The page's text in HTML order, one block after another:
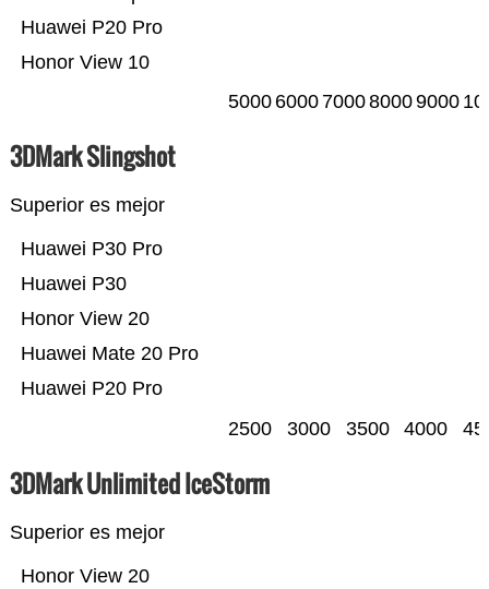
Honor View 10
Huawei P20 Pro
5000 6000 700080009000
3DMark Slingshot
Superior es mejor
Huawei P20 Pro
Huawei Mate 20 Pro
Honor View 20
Huawei P30
Huawei P30 Pro
2500 3000 3500 4000
3DMark Unlimited IceStorm
Superior es mejor
Honor View 20